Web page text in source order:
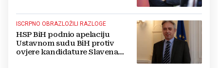
ISCRPNO OBRAZLOŽILI RAZLOGE
HSP BiH podnio apelaciju
Ustavnom sudu BiH protiv
ovjere kandidature Slavena